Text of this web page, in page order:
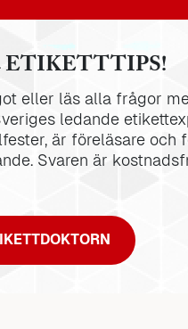
ETIKETTTIPS!
eller läs alla frågor
ledande
är föreläsare och
Svaren är